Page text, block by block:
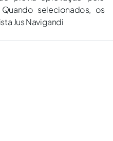
selecionados, os
Jus Navigandi